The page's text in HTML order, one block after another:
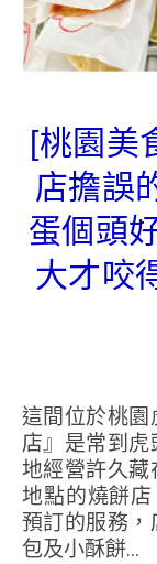
[桃園美
店擔誤
蛋個頭
大才咬
這間位於桃園虎頭山腳下早市附近的『楊胖燒餅
店』是常到
地經營許久
地點的燒餅
預訂的服務
包及小酥餅...